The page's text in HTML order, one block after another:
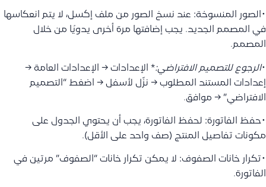
•الصور المنسوخة: عند نسخ الصور من ملف إكسل، لا يتم انعكاسها
في المصمم الجديد. يجب إضافتها مرة أخرى يدويًا من خلال
المصمم.
•الرجوع للتصميم الافتراضي:* الإعدادات → الإعدادات العامة →
إعدادات المستند المطلوب → نزّل لأسفل → اضغط “التصميم
الافتراضي” → موافق.
•حفظ الفاتورة: لحفظ الفاتورة، يجب أن يحتوي الجدول على
مكونات تفاصيل المنتج (صف واحد على الأقل).
•تكرار خانات الصفوف: لا يمكن تكرار خانات “الصفوف” مرتين في
الفاتورة.